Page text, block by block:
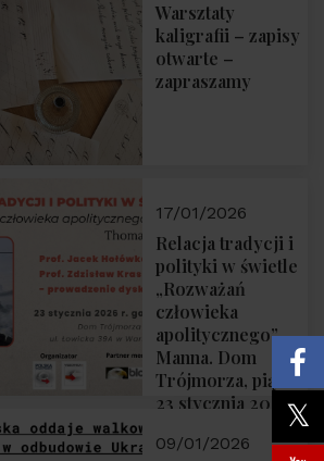
Warsztaty
kaligrafii – zapisy
otwarte –
zapraszamy
17/01/2026
Relacja tradycji i
polityki w świetle
„Rozważań
człowieka
apolitycznego”
Manna. Dom
Trójmorza, piątek
23 stycznia 2026
Zapraszamy!
09/01/2026